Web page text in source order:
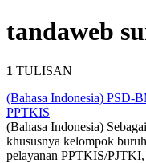
tandaweb
1 TULISAN
(Bahasa Indonesia) PSD-
PPTKIS
(Bahasa Indonesia)
khususnya kelompok
pelayanan PPTKIS/PJTKI,